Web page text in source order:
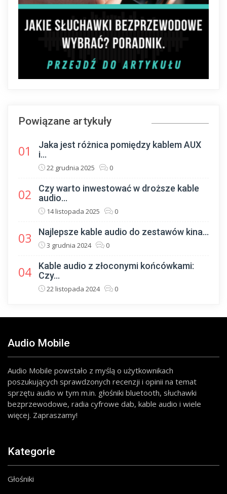
Powiązane artykuły
01
Jaka jest różnica pomiędzy kablem AUX
i...
22 grudnia 2025 0
02
Czy warto inwestować w droższe kable
audio...
14 listopada 2025 0
03 Najlepsze kable audio do zestawów kina...
3 grudnia 2024 0
04
Kable audio z złoconymi końcówkami:
Czy...
22 listopada 2024 0
Audio Mobile
Audio Mobile powstało z myślą o użytkownikach
poszukujących sprawdzonych recenzji i opinii na temat
sprzętu audio w tym m.in. głośniki bluetooth, słuchawki
bezprzewodowe, radia cyfrowe dab, kable audio i wiele
więcej. Zapraszamy!
Kategorie
Głośniki